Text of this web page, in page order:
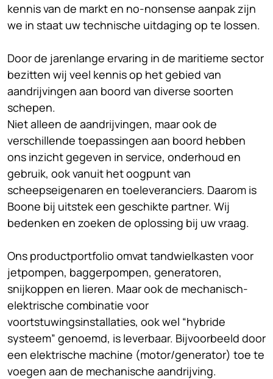
kennis van de markt en no-nonsense aanpak zijn
we in staat uw technische uitdaging op te lossen.
Door de jarenlange ervaring in de maritieme sector
bezitten wij veel kennis op het gebied van
aandrijvingen aan boord van diverse soorten
schepen.
Niet alleen de aandrijvingen, maar ook de
verschillende toepassingen aan boord hebben
ons inzicht gegeven in service, onderhoud en
gebruik, ook vanuit het oogpunt van
scheepseigenaren en toeleveranciers. Daarom is
Boone bij uitstek een geschikte partner. Wij
bedenken en zoeken de oplossing bij uw vraag.
Ons productportfolio omvat tandwielkasten voor
jetpompen, baggerpompen, generatoren,
snijkoppen en lieren. Maar ook de mechanisch-
elektrische combinatie voor
voortstuwingsinstallaties, ook wel “hybride
systeem” genoemd, is leverbaar. Bijvoorbeeld door
een elektrische machine (motor/generator) toe te
voegen aan de mechanische aandrijving.